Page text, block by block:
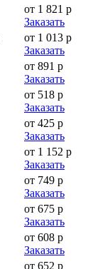
от 1 821 р
Заказать
от 1 013 р
Заказать
от 891 р
Заказать
от 518 р
Заказать
от 425 р
Заказать
от 1 152 р
Заказать
от 749 р
Заказать
от 675 р
Заказать
от 608 р
Заказать
от 652 р